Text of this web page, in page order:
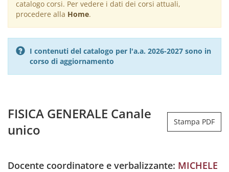
message
catalogo corsi. Per vedere i dati dei corsi attuali,
procedere alla Home.
I contenuti del catalogo per l'a.a. 2026-2027 sono in
corso di aggiornamento
FISICA GENERALE Canale
unico
Stampa PDF
Docente coordinatore e verbalizzante: MICHELE